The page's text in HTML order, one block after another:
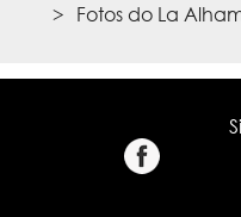
Fotos do La